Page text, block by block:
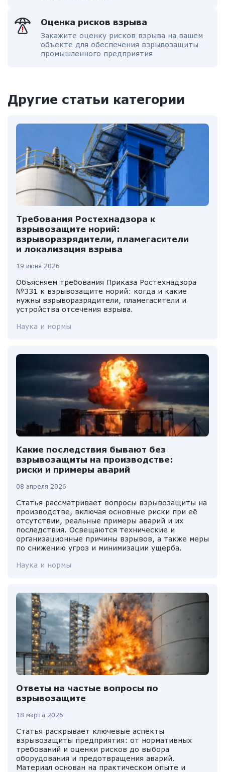
Оценка рисков взрыва
Закажите оценку рисков взрыва на вашем
объекте для обеспечения взрывозащиты
промышленного предприятия
Другие статьи категории
Требования Ростехнадзора к
взрывозащите норий:
взрыворазрядители, пламегасители
и локализация взрыва
19 июня 2026
Объясняем требования Приказа Ростехнадзора
№331 к взрывозащите норий: когда и какие
нужны взрыворазрядители, пламегасители и
устройства отсечения взрыва.
Наука и нормы
Какие последствия бывают без
взрывозащиты на производстве:
риски и примеры аварий
08 апреля 2026
Статья рассматривает вопросы взрывозащиты на
производстве, включая основные риски при её
отсутствии, реальные примеры аварий и их
последствия. Освещаются технические и
организационные причины взрывов, а также меры
по снижению угроз и минимизации ущерба.
Наука и нормы
Ответы на частые вопросы по
взрывозащите
18 марта 2026
Статья раскрывает ключевые аспекты
взрывозащиты предприятия: от нормативных
требований и оценки рисков до выбора
оборудования и предотвращения аварий.
Материал основан на практическом опыте и